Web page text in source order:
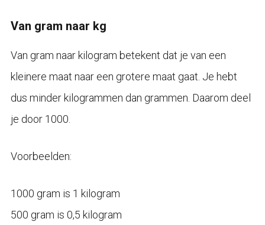
Van gram naar kg
Van gram naar kilogram betekent dat je van een
kleinere maat naar een grotere maat gaat. Je hebt
dus minder kilogrammen dan grammen. Daarom deel
je door 1000.
Voorbeelden:
1000 gram is 1 kilogram
500 gram is 0,5 kilogram